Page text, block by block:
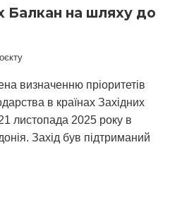
Балкан на шляху до
визначенню пріоритетів
в країнах Західних
листопада 2025 року в
Захід був підтриманий